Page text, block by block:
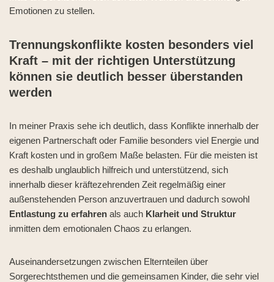
Emotionen zu stellen.
Trennungskonflikte kosten besonders viel
Kraft – mit der richtigen Unterstützung
können sie deutlich besser überstanden
werden
In meiner Praxis sehe ich deutlich, dass Konflikte innerhalb der
eigenen Partnerschaft oder Familie besonders viel Energie und
Kraft kosten und in großem Maße belasten. Für die meisten ist
es deshalb unglaublich hilfreich und unterstützend, sich
innerhalb dieser kräftezehrenden Zeit regelmäßig einer
außenstehenden Person anzuvertrauen und dadurch sowohl
Entlastung zu erfahren als auch Klarheit und Struktur
inmitten dem emotionalen Chaos zu erlangen.
Auseinandersetzungen zwischen Elternteilen über
Sorgerechtsthemen und die gemeinsamen Kinder, die sehr viel